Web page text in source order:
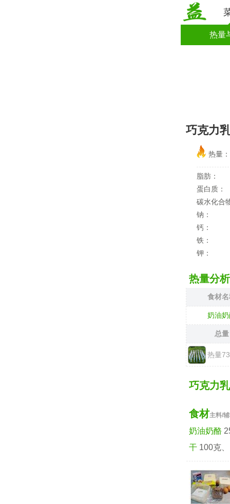
热量
巧克力
热量：
脂肪：
蛋白质：
碳水化合
钠：
钙：
铁：
钾：
热量分析
食材
奶油
总量
热量
巧克力
食材主料/
奶油奶酪
干 100克